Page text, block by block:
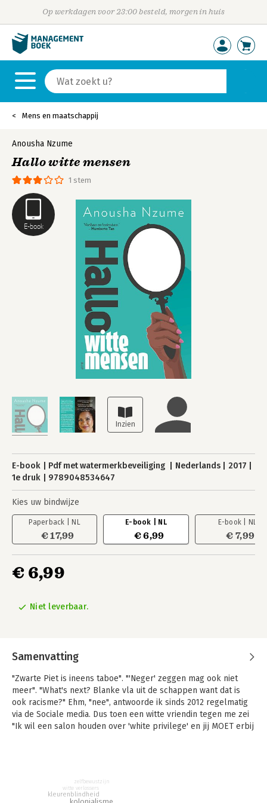
Op werkdagen voor 23:00 besteld, morgen in huis
Mens en maatschappij
E-book
1 stem
Anousha Nzume
Hallo witte mensen
E-book Pdf met watermerkbeveiliging Nederlands
2017
1e druk
9789048534647
Kies uw bindwijze
Paperback | NL
€ 17,99
E-book | NL
€ 6,99
E-book | NL
€ 7,99
€ 6,99
Niet leverbaar.
Samenvatting
"Zwarte Piet is ineens taboe". "'Neger' zeggen mag ook niet
meer". "What's next? Blanke vla uit de schappen want dat is
ook racisme?" Ehm, "nee", antwoorde ik sinds 2012 regelmatig
via de Sociale media. Dus toen een witte vriendin tegen me zei
"Ik wil een salon houden over 'white privilege' en jij MOET erbij
tolerantie leek in een blackface-crisis in de ban van 'Pietitie'.
kleurenblindheid
witte verlossers
zelfbewustzijn